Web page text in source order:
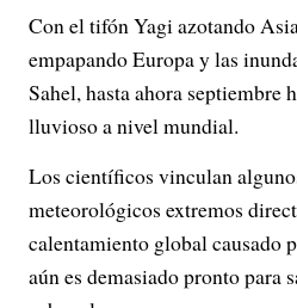
Con el tifón Yagi azotando
empapando Europa y las
Sahel, hasta ahora septiembre
lluvioso a nivel mundial.
Los científicos vinculan
meteorológicos extremos
calentamiento global causado
aún es demasiado pronto para